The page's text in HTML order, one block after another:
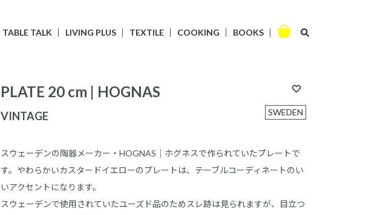
TABLE TALK LIVING PLUS TEXTILE COOKING BOOKS
PLATE 20 cm | HOGNAS
VINTAGE SWEDEN
スウェーデンの陶器メーカー・HOGNAS｜ホグネスで作られていたプレートで
す。やわらかいカスタードイエローのプレートは、テーブルコーディネートのい
いアクセントになります。
スウェーデンで使用されていたユーズド品のためスレ跡は見られますが、目立つ